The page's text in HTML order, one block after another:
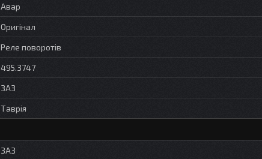
Авар
Оригінал
Реле поворотів
495.3747
ЗАЗ
Таврія
ЗАЗ